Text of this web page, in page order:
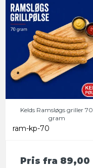
Kelds Ramsløgs griller 70
gram
ram-kp-70
Pris fra 89,00